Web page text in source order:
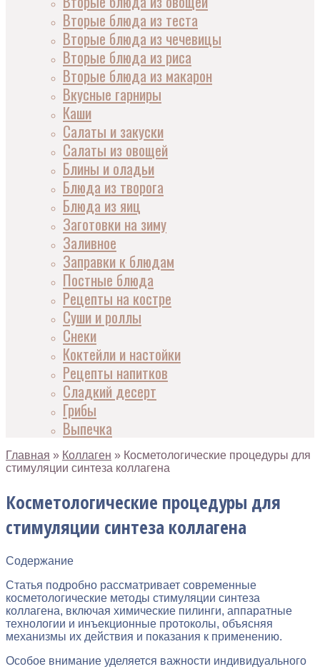
Вторые блюда из теста
Вторые блюда из чечевицы
Вторые блюда из риса
Вторые блюда из макарон
Вкусные гарниры
Каши
Салаты и закуски
Салаты из овощей
Блины и оладьи
Блюда из творога
Блюда из яиц
Заготовки на зиму
Заливное
Заправки к блюдам
Постные блюда
Рецепты на костре
Суши и роллы
Снеки
Коктейли и настойки
Рецепты напитков
Сладкий десерт
Грибы
Выпечка
Главная » Коллаген » Косметологические процедуры для
стимуляции синтеза коллагена
Косметологические процедуры для
стимуляции синтеза коллагена
Содержание
Статья подробно рассматривает современные
косметологические методы стимуляции синтеза
коллагена, включая химические пилинги, аппаратные
технологии и инъекционные протоколы, объясняя
механизмы их действия и показания к применению.
Особое внимание уделяется важности индивидуального